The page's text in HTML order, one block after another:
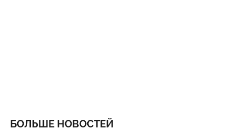
БОЛЬШЕ НОВОСТЕЙ